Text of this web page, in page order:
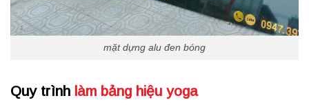
mặt dựng alu đen bóng
Quy trình làm bảng hiệu yoga